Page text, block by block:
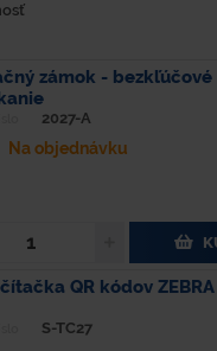
zámok - bezkľúčové
2027-A
Na objednávku
QR kódov ZEBRA
S-TC27